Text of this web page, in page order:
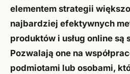
elementem strategii
najbardziej efektywnych
produktów i usług online
Pozwalają one na
podmiotami lub osobami,